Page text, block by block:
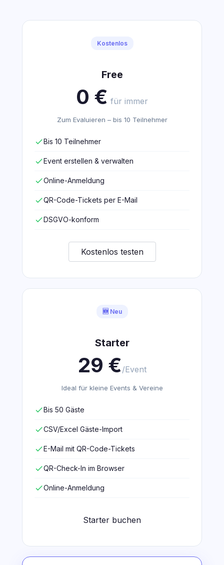
Kostenlos
Free
0 € für immer
Zum Evaluieren – bis 10 Teilnehmer
checkBis 10 Teilnehmer
checkEvent erstellen & verwalten
checkOnline-Anmeldung
checkQR-Code-Tickets per E-Mail
checkDSGVO-konform
Kostenlos testen
🆕 Neu
Starter
29 €/Event
Ideal für kleine Events & Vereine
checkBis 50 Gäste
checkCSV/Excel Gäste-Import
checkE-Mail mit QR-Code-Tickets
checkQR-Check-In im Browser
checkOnline-Anmeldung
Starter buchen